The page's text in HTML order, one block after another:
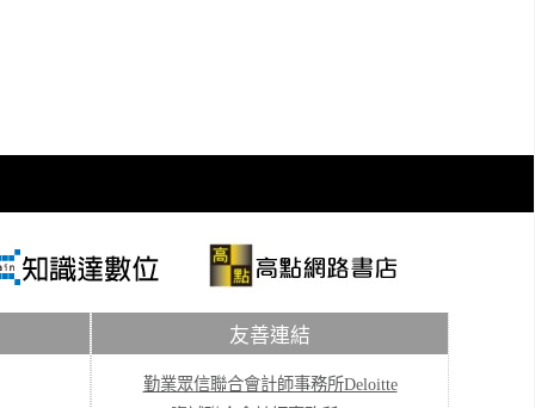
友善連結
勤業眾信聯合會計師事務所Deloitte